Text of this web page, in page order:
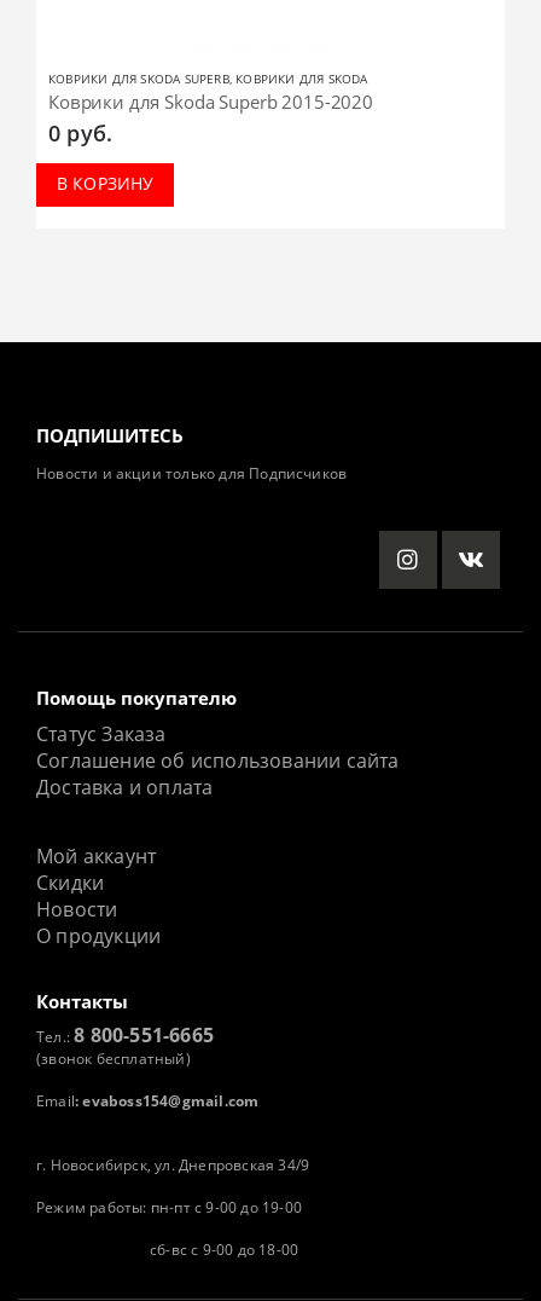
КОВРИКИ ДЛЯ SKODA SUPERB, КОВРИКИ ДЛЯ SKODA
Коврики для Skoda Superb 2015-2020
0 руб.
В КОРЗИНУ
ПОДПИШИТЕСЬ
Новости и акции только для Подписчиков
Помощь покупателю
Статус Заказа
Соглашение об использовании сайта
Доставка и оплата
Мой аккаунт
Скидки
Новости
О продукции
Контакты
Тел.:8 800-551-6665
(звонок бесплатный)
Email: evaboss154@gmail.com
г. Новосибирск, ул. Днепровская 34/9
Режим работы: пн-пт с 9-00 до 19-00
сб-вс с 9-00 до 18-00